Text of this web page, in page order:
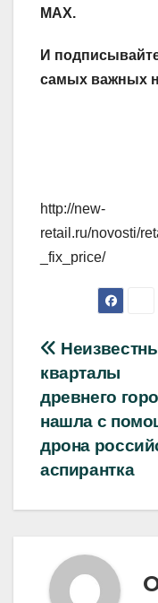
MAX.
И
самых важных
http://new-
retail.ru/novosti/
_fix_price/
по
записям
кварталы
древнего
нашла с
дрона
аспирантка